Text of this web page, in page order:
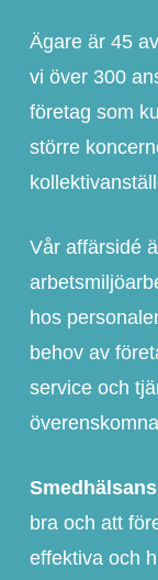
Ägare är 45
vi över 300
företag som
större
Vår affärsidé
hos
behov av
service och
bra och att
effektiva och